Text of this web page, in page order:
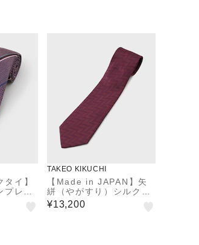
タイ】
レイ
TAKEO KIKUCHI
【Made in JAPAN】矢
絣（やがすり）シルクネ
クタイ
¥13,200